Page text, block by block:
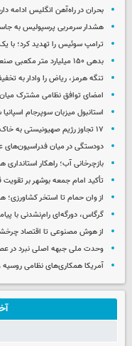
بحران در راه‌آهن انگلیس ادامه دارد؛
هشدار سرمربی پرسپولیس به
ترامپ سوئیس را تهدید کرد؛ با
بدهی ۱۵۰ میلیارد متر مکعبی صنعت آب به ذخایر زیرزمینی کشور
تنگه هرمز، ریاض را وادار به
امضای توافق نظامی مشترک
استانبول میزبان سوپرجام
۱۷ تجاوز رژیم صهیونیستی به خاک سوریه در ۴۸ ساعت گذشته
دودستگی در میان فدراسیون‌های
بازچرخانی آب؛ راهکار
تأکید امام جمعه بوشهر بر
از وان حمام تا استخر کشاورزی؛
گرگاس، دورگه‌ای رام‌نشدنی با
از هوش مصنوعی تا اقتصاد
وحدت ملی جبهه اصلی نبرد در
آمریکا همکاری‌های نظامی